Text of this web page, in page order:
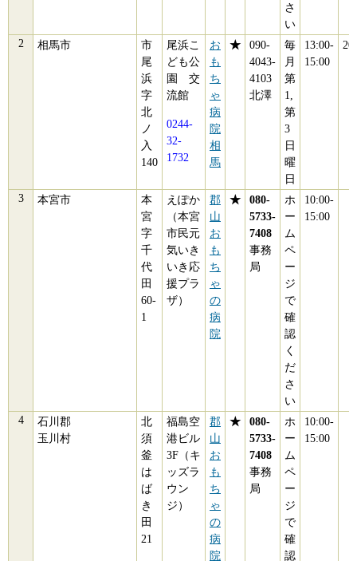
さ
い
相馬市
市
尾
浜
字
北
ノ
入
140
尾浜こ
ども公
園 交
流館
0244-
32-
1732
お
も
ち
ゃ
病
院
相
馬
★
090-
4043-
4103
北澤
毎
月
第
1,
第
3
日
曜
日
13:00-
15:00
本宮市
本
宮
字
千
代
田
60-
1
えぽか
（本宮
市民元
気いき
いき応
援プラ
ザ）
郡
山
お
も
ち
ゃ
の
病
院
★
080-
5733-
7408
事務
局
ホ
ー
ム
ペ
ー
ジ
で
確
認
く
だ
さ
い
10:00-
15:00
石川郡
玉川村
北
須
釜
は
ば
き
田
21
福島空
港ビル
3F（キ
ッズラ
ウン
ジ）
郡
山
お
も
ち
ゃ
の
病
院
★
080-
5733-
7408
事務
局
ホ
ー
ム
ペ
ー
ジ
で
確
認
10:00-
15:00